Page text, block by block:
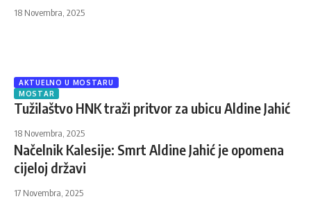
18 Novembra, 2025
AKTUELNO U MOSTARU
MOSTAR
Tužilaštvo HNK traži pritvor za ubicu Aldine Jahić
18 Novembra, 2025
Načelnik Kalesije: Smrt Aldine Jahić je opomena
cijeloj državi
17 Novembra, 2025